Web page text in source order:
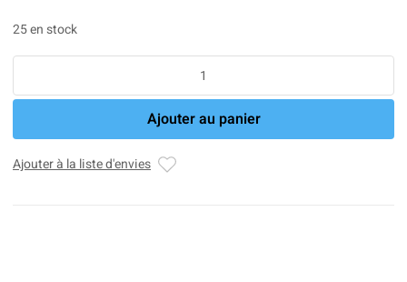
25 en stock
Cisco
K9
Router
Ajouter au panier
Ajouter à la liste d'envies